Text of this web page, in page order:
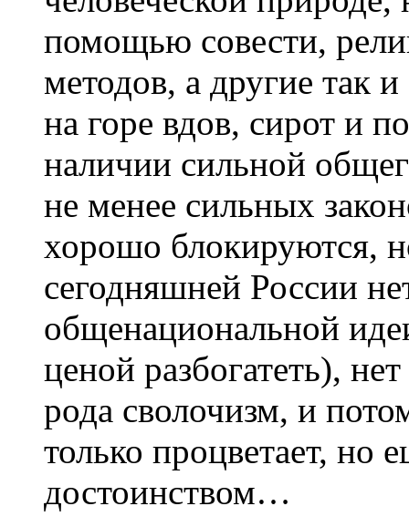
помощью совести,
методов, а другие так
на горе вдов, сирот и
наличии сильной
не менее сильных
хорошо блокируются,
сегодняшней России
общенациональной
ценой разбогатеть),
рода сволочизм, и
только процветает, но
достоинством…